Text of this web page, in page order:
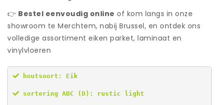
👉 Bestel eenvoudig online of kom langs in onze
showroom te Merchtem, nabij Brussel, en ontdek ons
volledige assortiment eiken parket, laminaat en
vinylvloeren
houtsoort: Eik
sortering ABC (D): rustic light